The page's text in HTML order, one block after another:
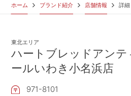
BUSINESS 事業内容
SHOP 店舗情報
SUSTAINABILITY 持続可能
ホーム ブランド紹介 店舗情報 詳細
東北エリア
ハートブレッドアンテ
ールいわき小名浜店
971-8101